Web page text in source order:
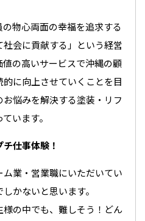
の物心両面の幸福を追求する
会に貢献する」という経営
の高いサービスで沖縄の顧
に向上させていくことを目
悩みを解決する塗装・リフ
います。
仕事体験！
業・営業職にいただいてい
かないと思います。
の中でも、難しそう！どん